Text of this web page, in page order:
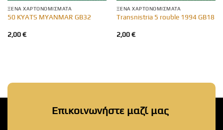
ΞΈΝΑ ΧΑΡΤΟΝΟΜΊΣΜΑΤΑ
50 KYATS MYANMAR GB32
2,00€
ΞΈΝΑ ΧΑΡΤΟΝΟΜΊΣΜΑΤΑ
Transnistria 5 rouble 1994 GB18
2,00€
Επικοινωνήστε μαζί μας